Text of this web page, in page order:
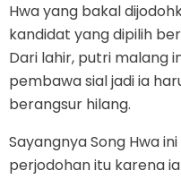
Hwa yang bakal
kandidat yang dipilih
Dari lahir, putri malang
pembawa sial jadi ia
berangsur hilang.
Sayangnya Song Hwa
perjodohan itu karena